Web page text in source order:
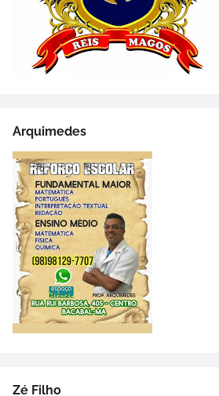
Arquimedes
Zé Filho